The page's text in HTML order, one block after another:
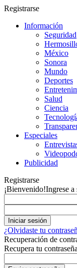
Registrarse
Información
Seguridad
México
Sonora
Mundo
Deportes
Salud
Ciencia
Especiales
Publicidad
Registrarse
¡Bienvenido!Ingrese a
¿Olvidaste tu
Recuperación de
Recupera tu contraseña